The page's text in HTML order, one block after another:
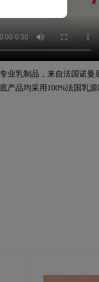
业乳制品，来自法国诺
产品均采用100%法国乳